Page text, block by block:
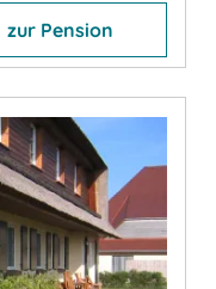
zur Pension